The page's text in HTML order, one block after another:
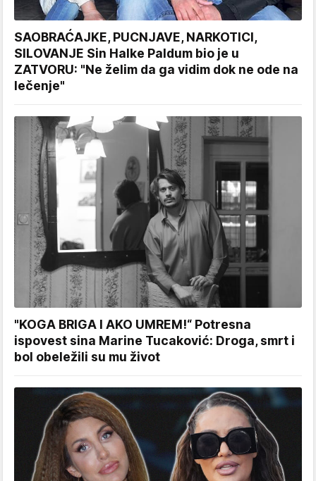
SAOBRAĆAJKE, PUCNJAVE, NARKOTICI,
SILOVANJE Sin Halke Paldum bio je u
ZATVORU: "Ne želim da ga vidim dok ne ode na
lečenje"
"KOGA BRIGA I AKO UMREM!“ Potresna
ispovest sina Marine Tucaković: Droga, smrt i
bol obeležili su mu život